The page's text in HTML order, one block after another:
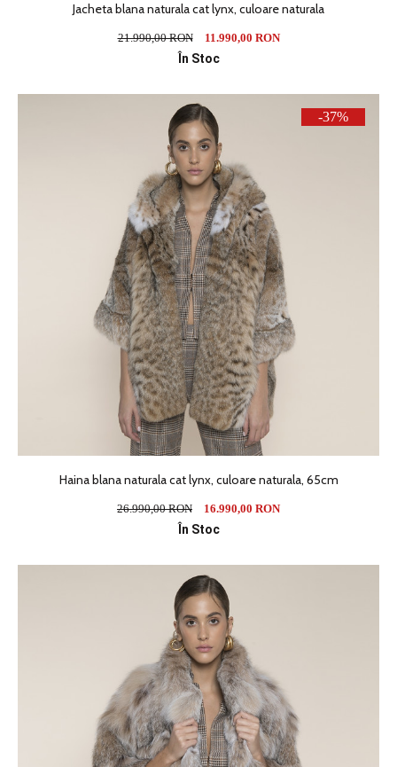
Jacheta blana naturala cat lynx, culoare naturala
21.990,00 RON 11.990,00 RON
În Stoc
-37%
Haina blana naturala cat lynx, culoare naturala, 65cm
26.990,00 RON 16.990,00 RON
În Stoc